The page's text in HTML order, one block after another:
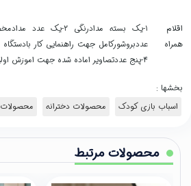
اقلام
همراه
عددبروشورکامل جهت راهنمایی کار
۴-پنج عددتصاویر اماده شده جهت اموزش اولیه ۵-پنج عددکاغذA۴
بخشها :
اسباب بازی کودک
محصولات دخترانه محصولات
محصولات مرتبط